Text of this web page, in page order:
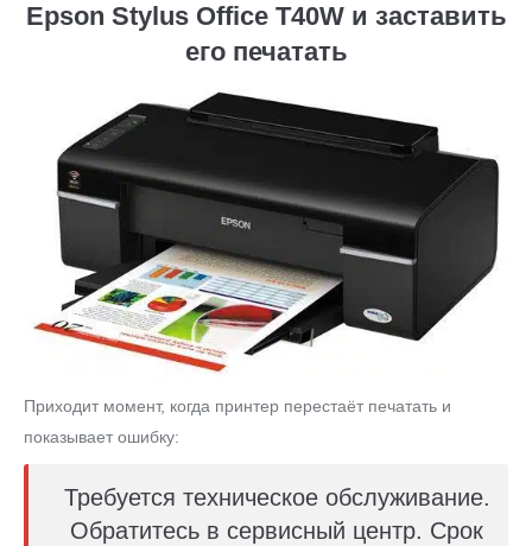
Epson Stylus Office T40W и заставить
его печатать
Приходит момент, когда принтер перестаёт печатать и
показывает ошибку:
Требуется техническое обслуживание.
Обратитесь в сервисный центр. Срок